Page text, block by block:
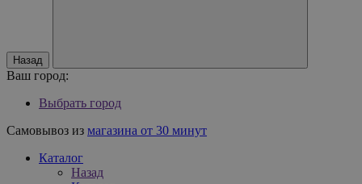
Назад
Ваш город:
Выбрать город
Самовывоз из магазина от 30 минут
Каталог
Назад